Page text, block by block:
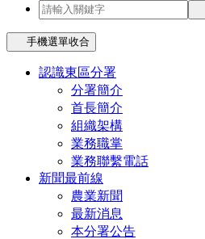
手機選單收合
認識東區分署
分署簡介
首長簡介
組織架構
業務職掌
業務聯繫電話
新聞最前線
農業新聞
最新消息
本分署公告